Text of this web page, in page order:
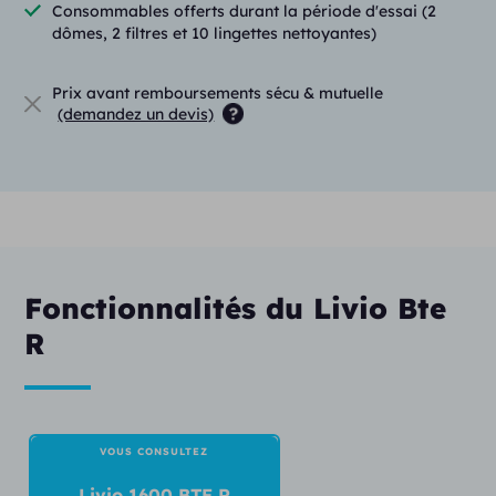
Réglages à distance
1600 BTE R
Batterie lithium ion
Auto on/off
Intelligence artificielle
Consommables offerts durant la période d'essai (2
dômes, 2 filtres et 10 lingettes nettoyantes)
Prix avant remboursements sécu & mutuelle
(demandez un devis)
Fonctionnalités du Livio Bte
R
VOUS CONSULTEZ